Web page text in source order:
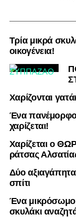
Τρία μικρά
οικογένεια!
Χαρίζονται
Ένα
χαρίζεται!
Χαρίζεται ο
ράτσας
Δύο
σπίτι
Ένα μικρόσωμο
σκυλάκι